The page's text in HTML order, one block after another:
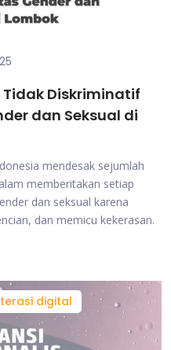
Tidak Diskriminatif
dan Seksual di
mendesak sejumlah
memberitakan setiap
dan seksual karena
dan memicu kekerasan.
digital